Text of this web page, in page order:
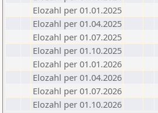
Elozahl per 01.01.2025
Elozahl per 01.04.2025
Elozahl per 01.07.2025
Elozahl per 01.10.2025
Elozahl per 01.01.2026
Elozahl per 01.04.2026
Elozahl per 01.07.2026
Elozahl per 01.10.2026